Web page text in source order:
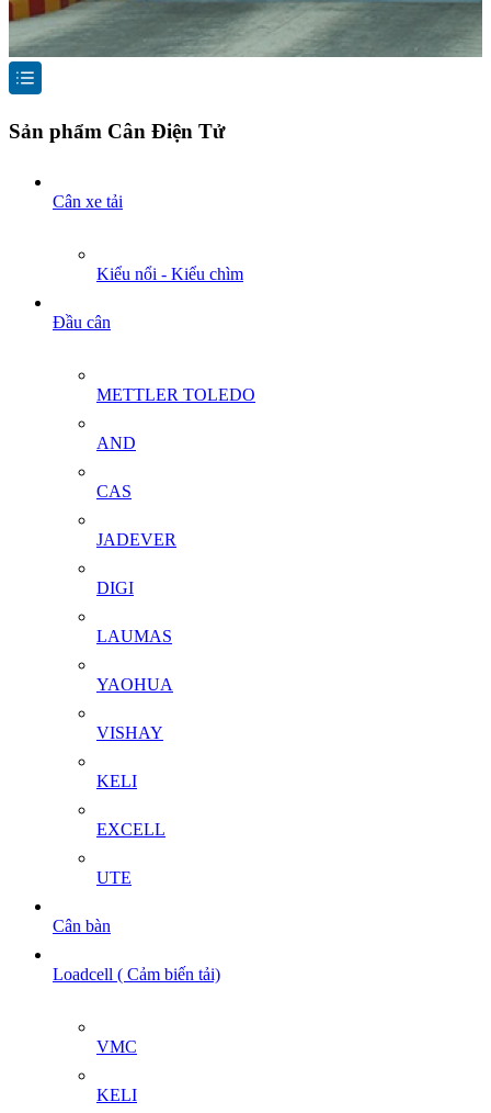
Sản phẩm Cân Điện Tử
Cân xe tải
Kiểu nổi - Kiểu chìm
Đầu cân
METTLER TOLEDO
AND
CAS
JADEVER
DIGI
LAUMAS
YAOHUA
VISHAY
KELI
EXCELL
UTE
Cân bàn
Loadcell ( Cảm biến tải)
VMC
KELI